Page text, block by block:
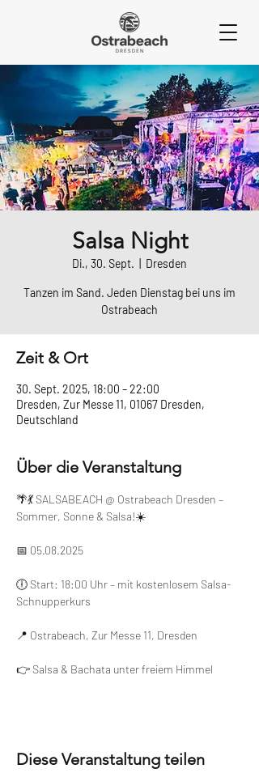
Salsa Night
Di., 30. Sept. Dresden
Tanzen im Sand. Jeden Dienstag bei uns im
Ostrabeach
Zeit & Ort
30. Sept. 2025, 18:00 – 22:00
Dresden, Zur Messe 11, 01067 Dresden,
Deutschland
Über die Veranstaltung
🌴💃 SALSABEACH @ Ostrabeach Dresden –
Sommer, Sonne & Salsa!☀️
📅 05.08.2025
🕕 Start: 18:00 Uhr – mit kostenlosem Salsa-
Schnupperkurs
📍 Ostrabeach, Zur Messe 11, Dresden
👉 Salsa & Bachata unter freiem Himmel
Diese Veranstaltung teilen